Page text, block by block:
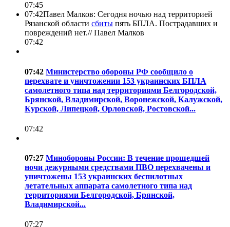
07:45
07:42Павел Малков: Сегодня ночью над территорией
Рязанской области сбиты пять БПЛА. Пострадавших и
повреждений нет.//Павел Малков
07:42
07:42 Министерство обороны РФ сообщило о
перехвате и уничтожении 153 украинских БПЛА
самолетного типа над территориями Белгородской,
Брянской, Владимирской, Воронежской, Калужской,
Курской, Липецкой, Орловской, Ростовской...
07:42
07:27 Минобороны России: В течение прошедшей
ночи дежурными средствами ПВО перехвачены и
уничтожены 153 украинских беспилотных
летательных аппарата самолетного типа над
территориями Белгородской, Брянской,
Владимирской...
07:27